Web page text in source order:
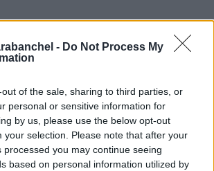
- Do Not Process My
of the sale, sharing to third parties, or
personal or sensitive information for
by us, please use the below opt-out
your selection. Please note that after your
processed you may continue seeing
based on personal information utilized by